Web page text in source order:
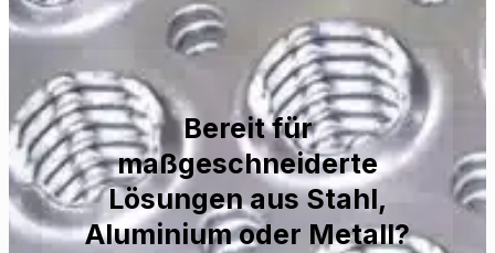
Bereit für
maßgeschneiderte
Lösungen aus Stahl,
Aluminium oder Metall?